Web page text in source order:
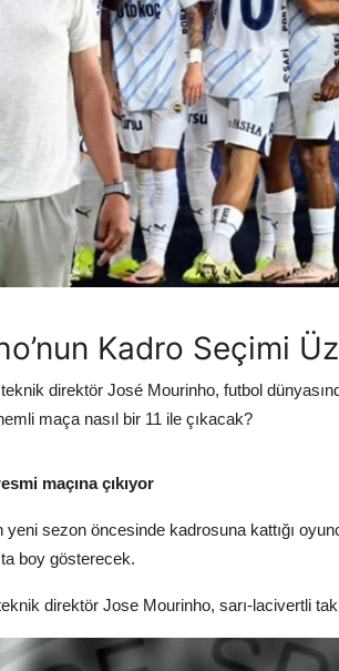
Kadro Seçimi
direktör José Mourinho, futbol
maça nasıl bir 11 ile çıkacak?
maçına çıkıyor
yeni sezon öncesinde kadrosuna kattığı
boy gösterecek.
direktör Jose Mourinho, sarı-lacivertli